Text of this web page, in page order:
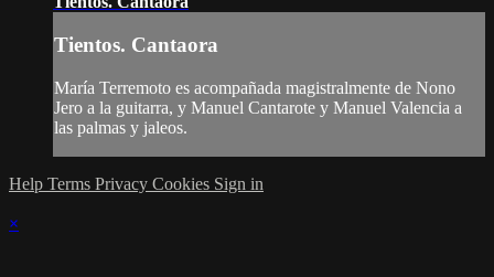
Tientos. Cantaora
María Terremoto es acompañada magistralmente de Nono
Jero a la guitarra, y Manuel Cantarote y Manuel Valencia a
las palmas y jaleos.
Help Terms Privacy Cookies Sign in
×